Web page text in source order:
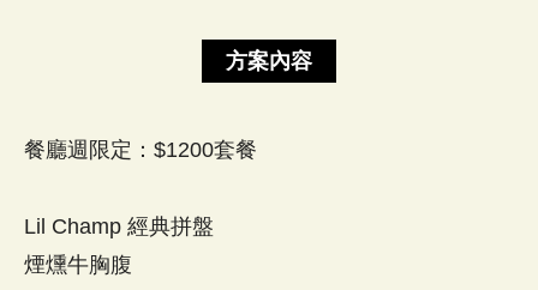
方案內容
餐廳週限定：$1200套餐
Lil Champ 經典拼盤
煙燻牛胸腹